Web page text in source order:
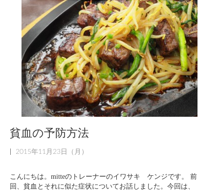
貧血の予防方法
2015年11月23日（月）
こんにちは。mitteのトレーナーのイワサキ ケンジです。 前
回、貧血とそれに似た症状についてお話しました。今回は、